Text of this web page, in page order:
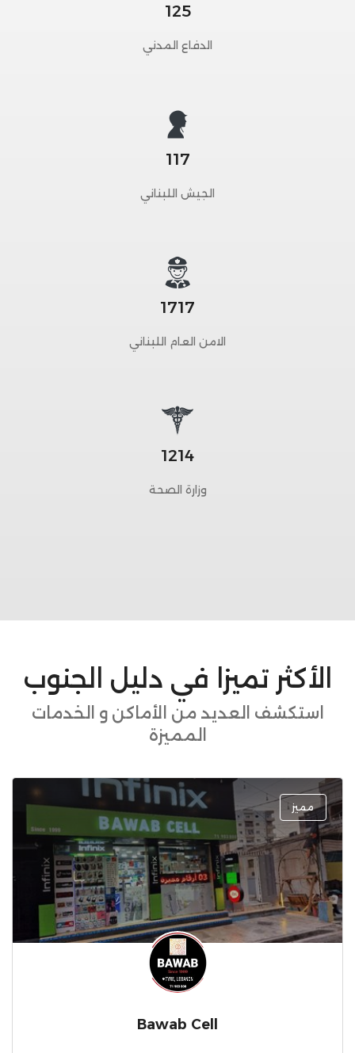
125
الدفاع المدني
117
الجيش اللبناني
1717
الامن العام اللبناني
1214
وزارة الصحة
الأكثر تميزا في دليل الجنوب
استكشف العديد من الأماكن و الخدمات
المميزة
مميز
Bawab Cell